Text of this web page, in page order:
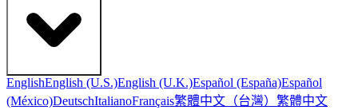
EnglishEnglish (U.S.)English (U.K.)Español (España)Español
(México)DeutschItalianoFrançais繁體中文（台灣） 繁體中文